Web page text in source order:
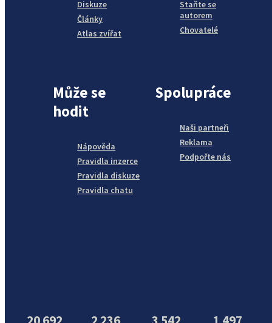
Diskuze
Články
Atlas zvířat
Staňte se
autorem
Chovatelé
Může se
hodit
Nápověda
Pravidla inzerce
Pravidla diskuze
Pravidla chatu
Spolupráce
Naši partneři
Reklama
Podpořte nás